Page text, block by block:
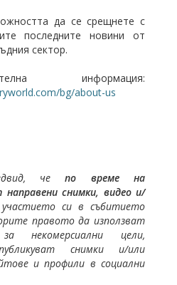
да се срещнете с
последните новини от
сектор.
информация:
bg/about-us
чепо време на
снимки, видео и/
си в събитието
правото да използват
некомерсиални цели,
снимки и/или
и профили в социални